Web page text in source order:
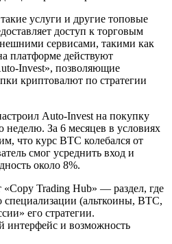
услуги и другие топовые
доступ к торговым
сервисами, такими как
платформе действуют
Invest», позволяющие
криптовалют по стратегии
Auto-Invest на покупку
За 6 месяцев в условиях
что курс BTC колебался от
смог усреднить вход и
около 8%.
Trading Hub» — раздел, где
(альткоины, BTC,
его стратегии.
и возможность